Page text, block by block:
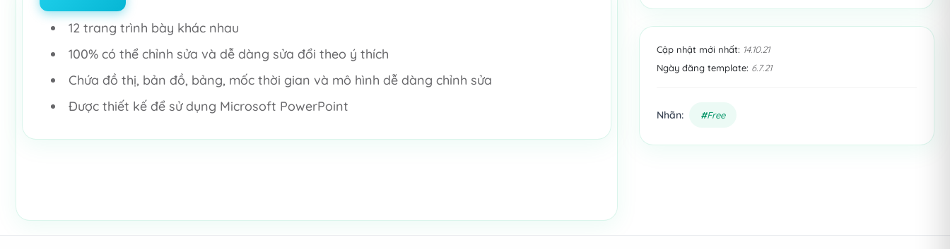
12 trang trình bày khác nhau
100% có thể chỉnh sửa và dễ dàng sửa đổi theo ý thích
Chứa đồ thị, bản đồ, bảng, mốc thời gian và mô hình dễ dàng chỉnh sửa
Được thiết kế để sử dụng Microsoft PowerPoint
Cập nhật mới nhất: 14.10.21
Ngày đăng template: 6.7.21
Nhãn: Free